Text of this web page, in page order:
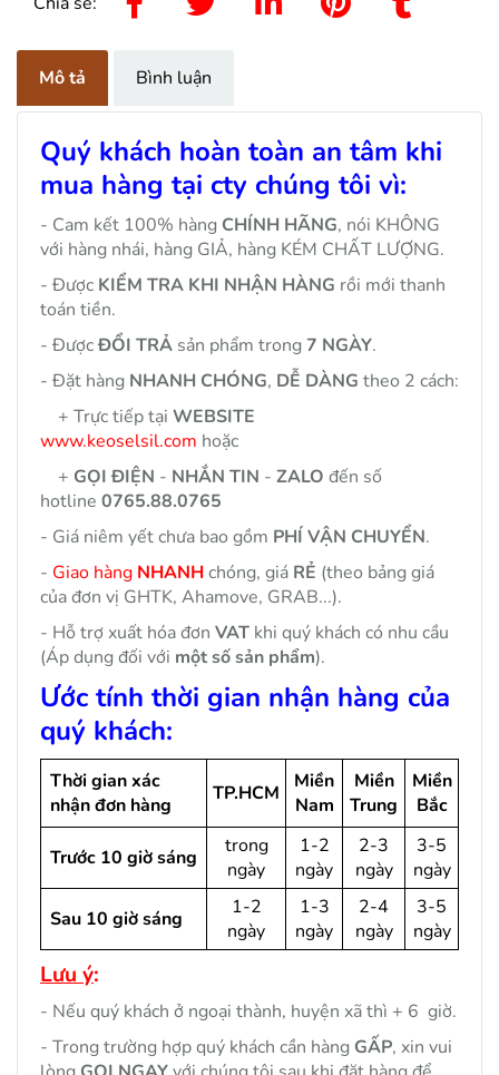
Mô tả Bình luận
Quý khách hoàn toàn an tâm khi
mua hàng tại cty chúng tôi vì:
- Cam kết 100% hàng CHÍNH HÃNG, nói KHÔNG
với hàng nhái, hàng GIẢ, hàng KÉM CHẤT LƯỢNG.
- Được KIỂM TRA KHI NHẬN HÀNG rồi mới thanh
toán tiền.
- ĐượcĐỔI TRẢ sản phẩm trong 7 NGÀY.
- Đặt hàng NHANH CHÓNG, DỄ DÀNG theo 2 cách:
+ Trực tiếp tại WEBSITE
www.keoselsil.com hoặc
+ GỌI ĐIỆN - NHẮN TIN - ZALO đến số
hotline 0765.88.0765
- Giá niêm yết chưa bao gồm PHÍ VẬN CHUYỂN.
- Giao hàng NHANHchóng, giá RẺ (theo bảng giá
của đơn vị GHTK, Ahamove, GRAB...).
- Hỗ trợ xuất hóa đơn VAT khi quý khách có nhu cầu
(Áp dụng đối với một số sản phẩm).
Ước tính thời gian nhận hàng của
quý khách:
Thời gian xác
nhận đơn hàng
TP.HCM
Miền
Nam
Miền
Trung
Miền
Bắc
Trước 10 giờ sáng
trong
ngày
1-2
ngày
2-3
ngày
3-5
ngày
Sau 10 giờ sáng
1-2
ngày
1-3
ngày
2-4
ngày
3-5
ngày
Lưu ý:
- Nếu quý khách ở ngoại thành, huyện xã thì + 6 giờ.
- Trong trường hợp quý khách cần hàng GẤP, xin vui